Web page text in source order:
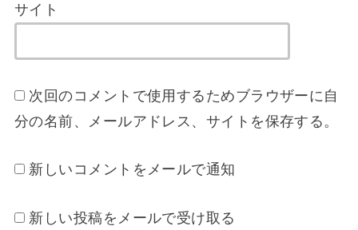
サイト
次回のコメントで使用するためブラウザーに自
分の名前、メールアドレス、サイトを保存する。
新しいコメントをメールで通知
新しい投稿をメールで受け取る